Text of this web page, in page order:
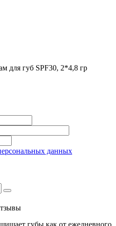
для губ SPF30, 2*4,8 гр
данных
губы как от ежедневного